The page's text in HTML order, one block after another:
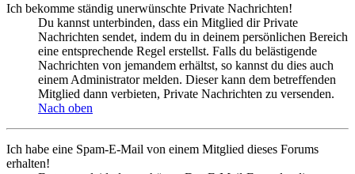
Ich bekomme ständig unerwünschte Private Nachrichten!
Du kannst unterbinden, dass ein Mitglied dir Private
Nachrichten sendet, indem du in deinem persönlichen Bereich
eine entsprechende Regel erstellst. Falls du belästigende
Nachrichten von jemandem erhältst, so kannst du dies auch
einem Administrator melden. Dieser kann dem betreffenden
Mitglied dann verbieten, Private Nachrichten zu versenden.
Nach oben
Ich habe eine Spam-E-Mail von einem Mitglied dieses Forums
erhalten!